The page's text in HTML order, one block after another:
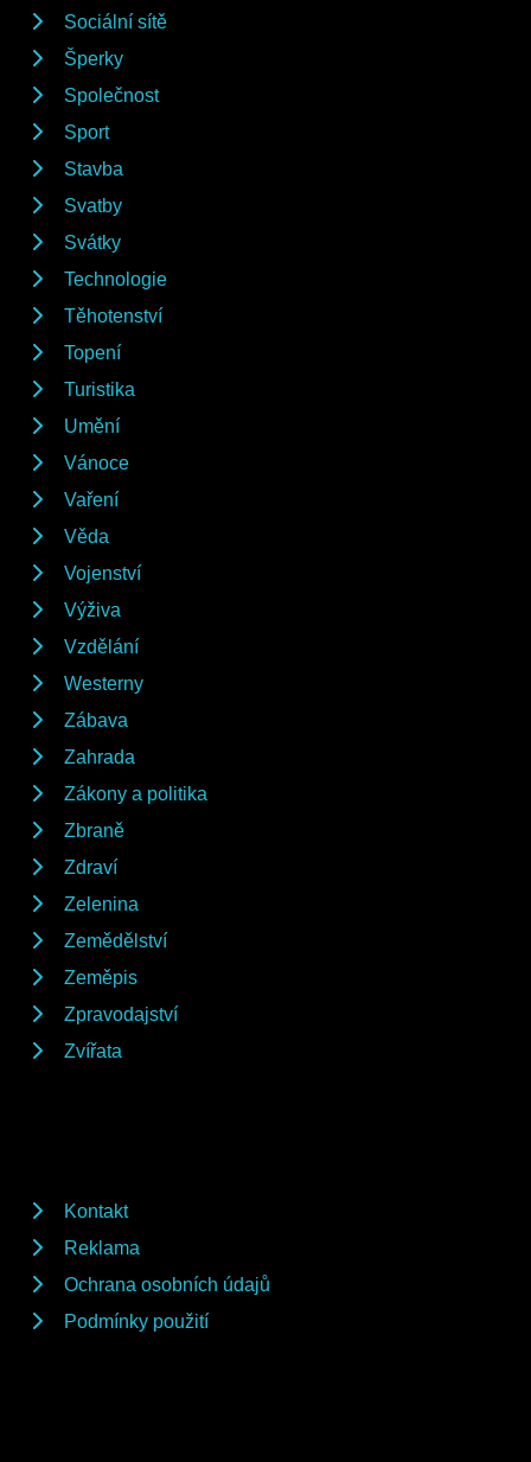
Sociální sítě
Šperky
Společnost
Sport
Stavba
Svatby
Svátky
Technologie
Těhotenství
Topení
Turistika
Umění
Vánoce
Vaření
Věda
Vojenství
Výživa
Vzdělání
Westerny
Zábava
Zahrada
Zákony a politika
Zbraně
Zdraví
Zelenina
Zemědělství
Zeměpis
Zpravodajství
Zvířata
Kontakt
Reklama
Ochrana osobních údajů
Podmínky použití